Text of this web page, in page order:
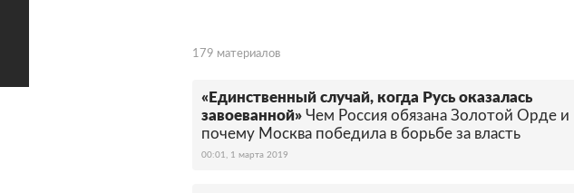
179 материалов
«Единственный случай, когда Русь оказалась
завоеванной» Чем Россия обязана Золотой Орде и
почему Москва победила в борьбе за власть
00:01, 1 марта 2019